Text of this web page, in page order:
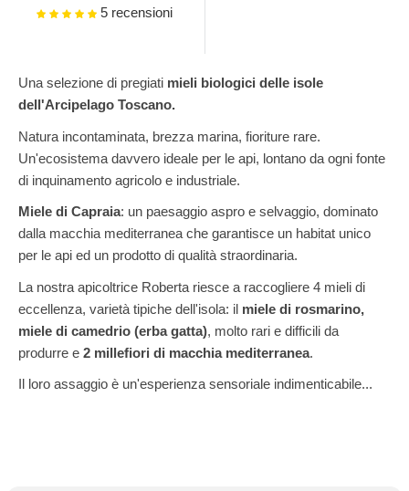
5 recensioni
Una selezione di pregiati mieli biologici delle isole
dell'Arcipelago Toscano.
Natura incontaminata, brezza marina, fioriture rare.
Un'ecosistema davvero ideale per le api, lontano da ogni fonte
di inquinamento agricolo e industriale.
Miele di Capraia: un paesaggio aspro e selvaggio, dominato
dalla macchia mediterranea che garantisce un habitat unico
per le api ed un prodotto di qualità straordinaria.
La nostra apicoltrice Roberta riesce a raccogliere 4 mieli di
eccellenza, varietà tipiche dell'isola: il miele di rosmarino,
miele di camedrio (erba gatta), molto rari e difficili da
produrre e 2 millefiori di macchia mediterranea.
Il loro assaggio è un'esperienza sensoriale indimenticabile...